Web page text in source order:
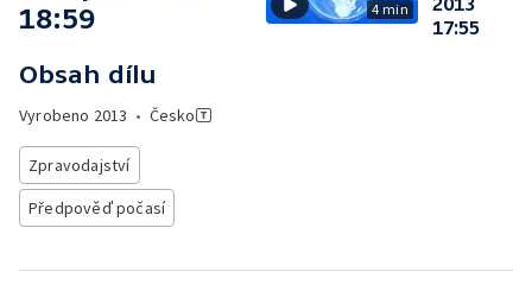
18:59
Obsah dílu
Vyrobeno 2013 • Česko
Zpravodajství
Předpověď počasí
4 min
17:55